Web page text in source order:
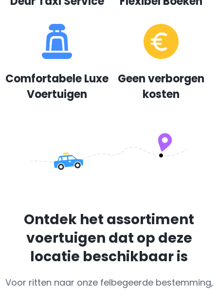
Comfortabele Luxe
Voertuigen
Geen verborgen
kosten
Ontdek het assortiment
voertuigen dat op deze
locatie beschikbaar is
Voor ritten naar onze felbegeerde bestemming,